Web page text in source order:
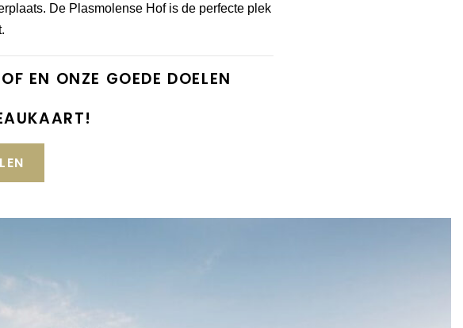
De Plasmolense Hof is de perfecte plek
EN ONZE GOEDE DOELEN